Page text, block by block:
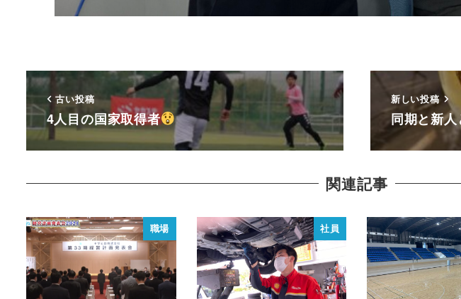
古い投稿
4人目の国家取得者
新しい投稿
同期と新
関連記事
職場 社員